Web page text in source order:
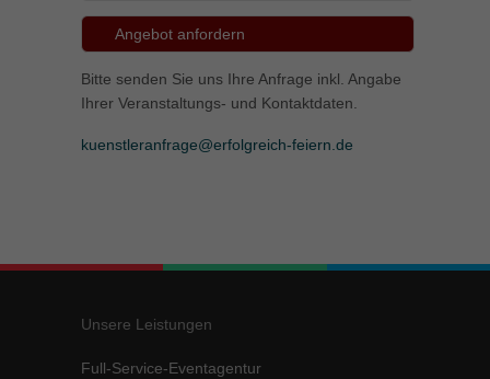
Angebot anfordern
Bitte senden Sie uns Ihre Anfrage inkl. Angabe
Ihrer Veranstaltungs- und Kontaktdaten.
kuenstleranfrage@erfolgreich-feiern.de
Unsere Leistungen
Full-Service-Eventagentur